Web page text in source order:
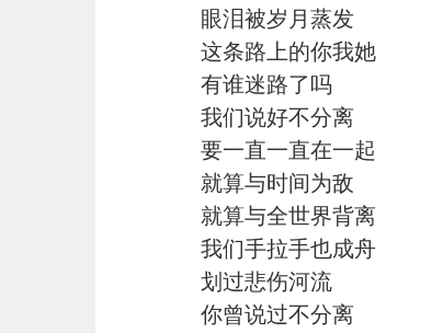
眼泪被岁月蒸发
这条路上的你我她
有谁迷路了吗
我们说好不分离
要一直一直在一起
就算与时间为敌
就算与全世界背离
我们手拉手也成舟
划过悲伤河流
你曾说过不分离